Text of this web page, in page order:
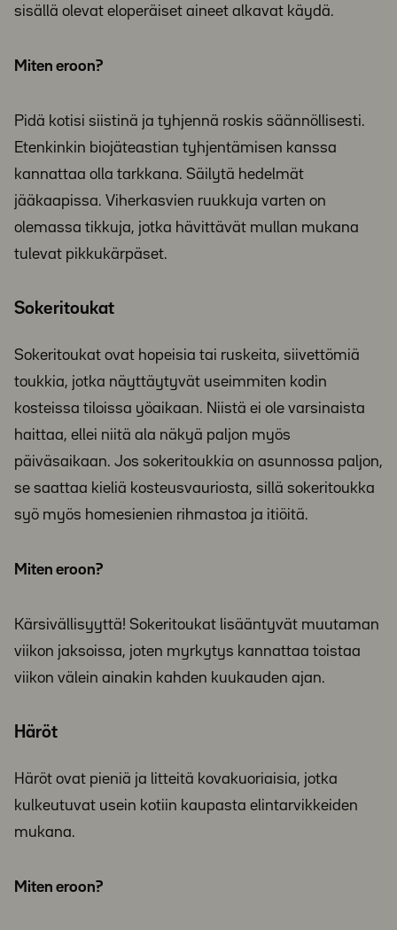
sisällä olevat eloperäiset aineet alkavat käydä.
Miten eroon?
Pidä kotisi siistinä ja tyhjennä roskis säännöllisesti.
Etenkinkin biojäteastian tyhjentämisen kanssa
kannattaa olla tarkkana. Säilytä hedelmät
jääkaapissa. Viherkasvien ruukkuja varten on
olemassa tikkuja, jotka hävittävät mullan mukana
tulevat pikkukärpäset.
Sokeritoukat
Sokeritoukat ovat hopeisia tai ruskeita, siivettömiä
toukkia, jotka näyttäytyvät useimmiten kodin
kosteissa tiloissa yöaikaan. Niistä ei ole varsinaista
haittaa, ellei niitä ala näkyä paljon myös
päiväsaikaan. Jos sokeritoukkia on asunnossa paljon,
se saattaa kieliä kosteusvauriosta, sillä sokeritoukka
syö myös homesienien rihmastoa ja itiöitä.
Miten eroon?
Kärsivällisyyttä! Sokeritoukat lisääntyvät muutaman
viikon jaksoissa, joten myrkytys kannattaa toistaa
viikon välein ainakin kahden kuukauden ajan.
Häröt
Häröt ovat pieniä ja litteitä kovakuoriaisia, jotka
kulkeutuvat usein kotiin kaupasta elintarvikkeiden
mukana.
Miten eroon?